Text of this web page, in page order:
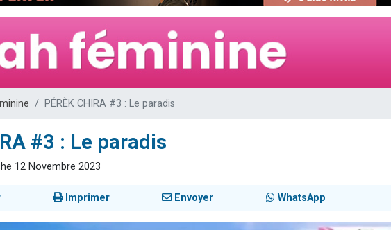
3 personnes viennent de nous rejoindre sur WhatsApp
Odaya vient de donner son Maasser
3 personnes viennent de faire un don pour 5 jours de vacances aux
2 personnes viennent de nous rejoindre sur WhatsApp
13 personnes viennent de demander une bénédiction
Il reste 49 places pour étudier en groupe sur Zoom
12 nouvelles musiques dans Torah-Box Music
2 personnes viennent de nous rejoindre sur WhatsApp
PÉRÈK CHIRA #3 : Le paradis
#3 : Le paradis
12 Novembre 2023
Imprimer Envoyer WhatsApp